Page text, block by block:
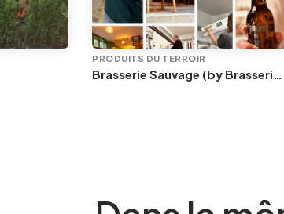
PRODUITS DU TERROIR
Brasserie Sauvage (by Brasserie C)